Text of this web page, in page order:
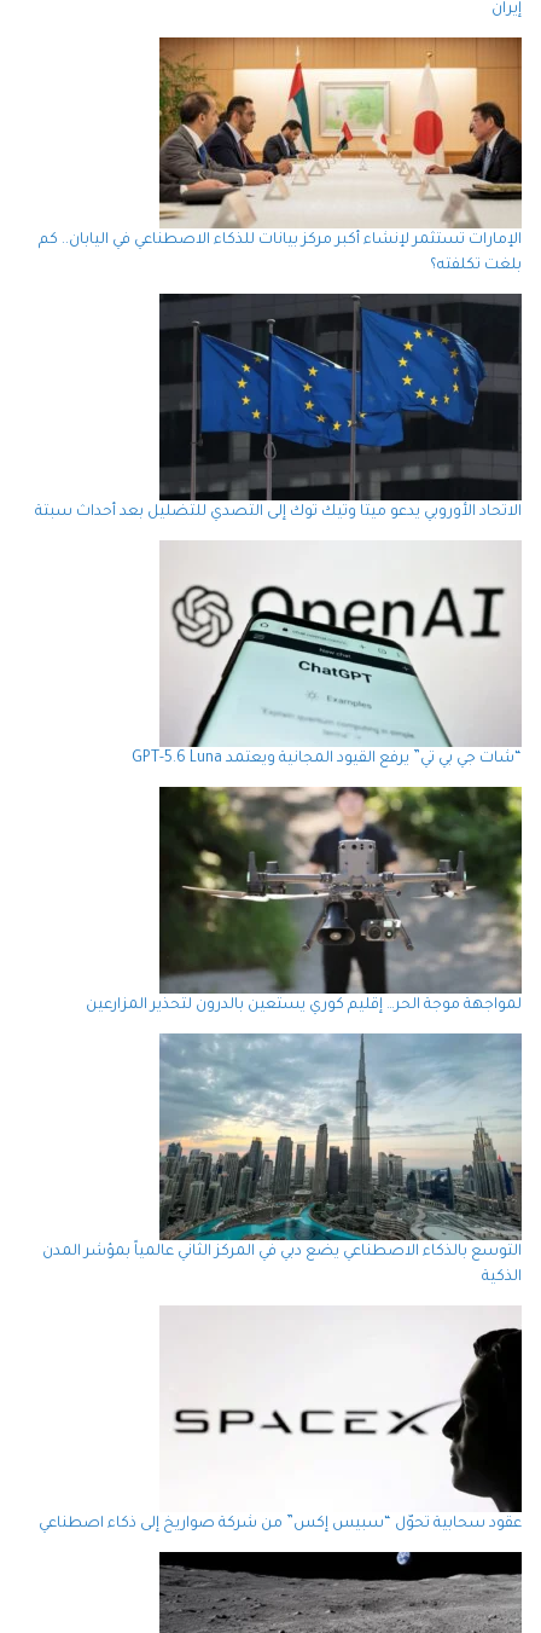
إيران
الإمارات تستثمر لإنشاء أكبر مركز بيانات للذكاء الاصطناعي في اليابان.. كم
بلغت تكلفته؟
الاتحاد الأوروبي يدعو ميتا وتيك توك إلى التصدي للتضليل بعد أحداث سبتة
“شات جي بي تي” يرفع القيود المجانية ويعتمد GPT-5.6 Luna
لمواجهة موجة الحر… إقليم كوري يستعين بالدرون لتحذير المزارعين
التوسع بالذكاء الاصطناعي يضع دبي في المركز الثاني عالمياً بمؤشر المدن
الذكية
عقود سحابية تحوّل “سبيس إكس” من شركة صواريخ إلى ذكاء اصطناعي